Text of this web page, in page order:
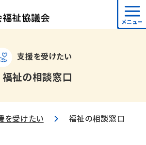
メニュー
支援を受けたい
福祉の相談窓口
を受けたい 福祉の相談窓口